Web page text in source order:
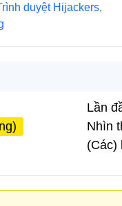
duyệt Hijackers,
Lần
Nhìn
(Các)